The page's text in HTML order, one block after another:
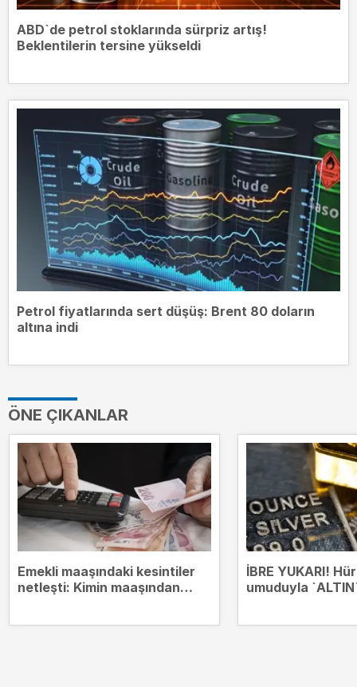
ABD`de petrol stoklarında sürpriz artış!
Beklentilerin tersine yükseldi
Petrol fiyatlarında sert düşüş: Brent 80 doların
altına indi
ÖNE ÇIKANLAR
Emekli maaşındaki kesintiler
netleşti: Kimin maaşından
İBRE YUKARI!
umuduyla